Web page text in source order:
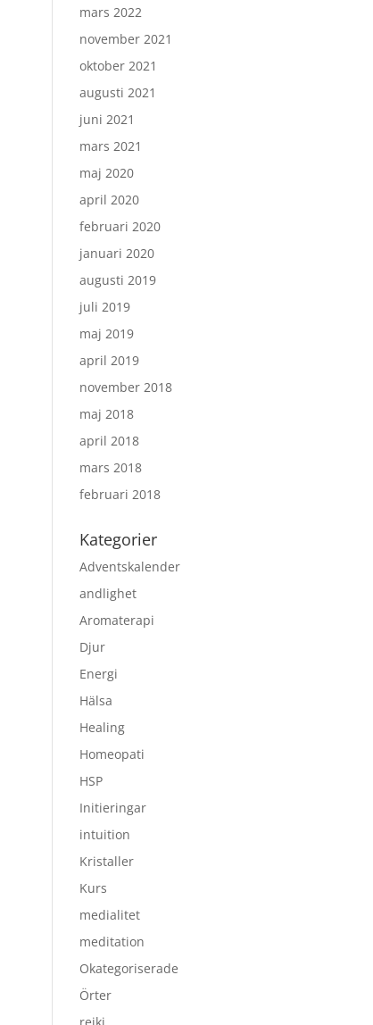
mars 2022
november 2021
oktober 2021
augusti 2021
juni 2021
mars 2021
maj 2020
april 2020
februari 2020
januari 2020
augusti 2019
juli 2019
maj 2019
april 2019
november 2018
maj 2018
april 2018
mars 2018
februari 2018
Kategorier
Adventskalender
andlighet
Aromaterapi
Djur
Energi
Hälsa
Healing
Homeopati
HSP
Initieringar
intuition
Kristaller
Kurs
medialitet
meditation
Okategoriserade
Örter